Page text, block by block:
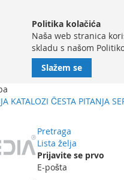
Politika kolačića
Naša web stranica
skladu s našom
Slažem se
KATALOZI ČESTA PITANJA
Pretraga
Lista želja
Prijavite se prvo
E-pošta